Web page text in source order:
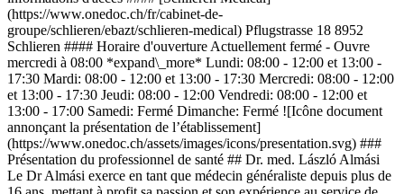
(https://www.onedoc.ch/fr/cabinet-de-
groupe/schlieren/ebazt/schlieren-medical) Pflugstrasse 18 8952
Schlieren #### Horaire d'ouverture Actuellement fermé - Ouvre
mercredi à 08:00 *expand\_more* Lundi: 08:00 - 12:00 et 13:00 -
17:30 Mardi: 08:00 - 12:00 et 13:00 - 17:30 Mercredi: 08:00 - 12:00
et 13:00 - 17:30 Jeudi: 08:00 - 12:00 Vendredi: 08:00 - 12:00 et
13:00 - 17:00 Samedi: Fermé Dimanche: Fermé ![Icône document
annonçant la présentation de l’établissement]
(https://www.onedoc.ch/assets/images/icons/presentation.svg) ###
Présentation du professionnel de santé ## Dr. med. László Almási
Le Dr Almási exerce en tant que médecin généraliste depuis plus de